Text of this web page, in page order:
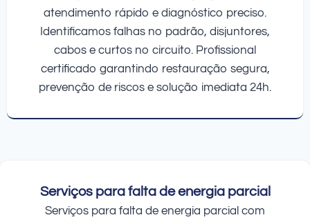
atendimento rápido e diagnóstico preciso.
Identificamos falhas no padrão, disjuntores,
cabos e curtos no circuito. Profissional
certificado garantindo restauração segura,
prevenção de riscos e solução imediata 24h.
Serviços para falta de energia parcial
Serviços para falta de energia parcial com